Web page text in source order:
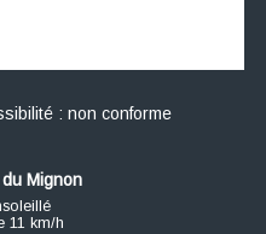
: non conforme
du Mignon
11 km/h